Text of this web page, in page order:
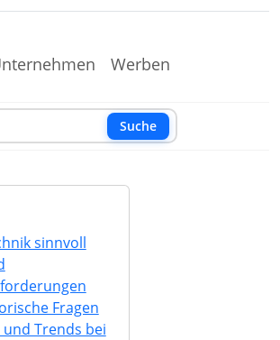
Werben
Suche
sinnvoll
Fragen
Trends bei